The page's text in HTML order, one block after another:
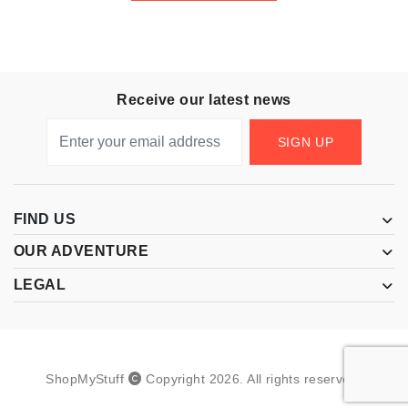
Receive our latest news
SIGN UP
FIND US
OUR ADVENTURE
LEGAL
ShopMyStuff Copyright 2026 All rights reserved.